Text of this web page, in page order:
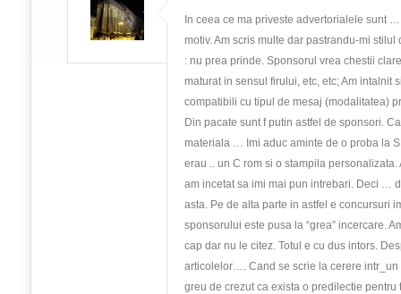
In ceea ce ma priveste advertorialele sunt
motiv. Am scris multe dar pastrandu-mi stilul
: nu prea prinde. Sponsorul vrea chestii
maturat in sensul firului, etc, etc; Am intalnit
compatibili cu tipul de mesaj (modalitatea)
Din pacate sunt f putin astfel de sponsori.
materiala … Imi aduc aminte de o proba la
erau .. un C rom si o stampila personalizata.
am incetat sa imi mai pun intrebari. Deci …
asta. Pe de alta parte in astfel e concursuri
sponsorului este pusa la “grea” incercare.
cap dar nu le citez. Totul e cu dus intors.
articolelor…. Cand se scrie la cerere intr_un
greu de crezut ca exista o predilectie pentru